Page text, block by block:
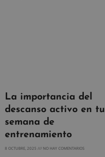
La importancia del
descanso activo en tu
semana de
entrenamiento
8 OCTUBRE, 2025 NO HAY COMENTARIOS